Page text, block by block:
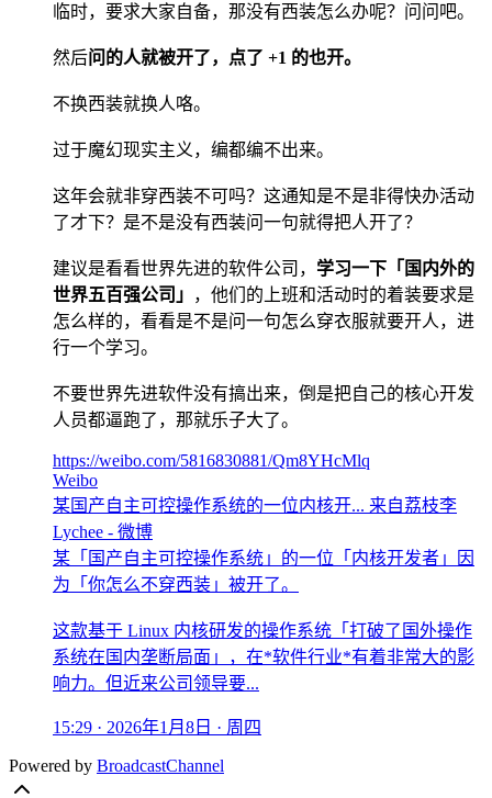
临时，要求大家自备，那没有西装怎么办呢？问问吧。
然后问的人就被开了，点了 +1 的也开。
不换西装就换人咯。
过于魔幻现实主义，编都编不出来。
这年会就非穿西装不可吗？这通知是不是非得快办活动
了才下？是不是没有西装问一句就得把人开了？
建议是看看世界先进的软件公司， 学习一下「国内外的
世界五百强公司」
，他们的上班和活动时的着装要求是
怎么样的，看看是不是问一句怎么穿衣服就要开人，进
行一个学习。
不要世界先进软件没有搞出来，倒是把自己的核心开发
人员都逼跑了，那就乐子大了。
https://weibo.com/5816830881/Qm8YHcMlq
Weibo
某国产自主可控操作系统的一位内核开... 来自荔枝李
Lychee - 微博
某「国产自主可控操作系统」的一位「内核开发者」因
为「你怎么不穿西装」被开了。
这款基于 Linux 内核研发的操作系统「打破了国外操作
系统在国内垄断局面」，在*软件行业*有着非常大的影
响力。但近来公司领导要...
15:29 · 2026年1月8日 · 周四
Powered by BroadcastChannel